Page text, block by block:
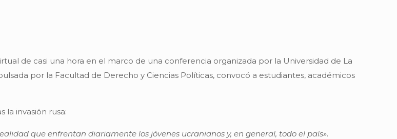
de casi una hora en el marco de una conferencia organizada por la Universidad de La
por la Facultad de Derecho y Ciencias Políticas, convocó a estudiantes, académicos
la invasión rusa:
que enfrentan diariamente los jóvenes ucranianos y, en general, todo el país».